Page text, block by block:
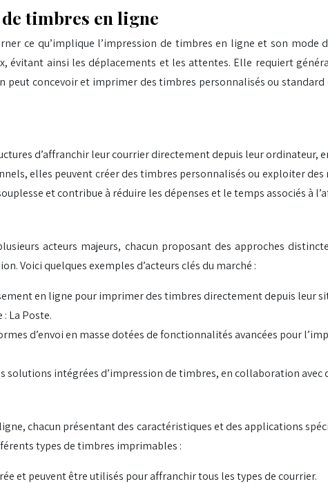
timbres en ligne
ce qu’implique l’impression de timbres en ligne et son
évitant ainsi les déplacements et les attentes. Elle requiert
concevoir et imprimer des timbres personnalisés ou
d’affranchir leur courrier directement depuis leur
elles peuvent créer des timbres personnalisés ou exploiter
et contribue à réduire les dépenses et le temps associés à
acteurs majeurs, chacun proposant des approches
Voici quelques exemples d’acteurs clés du marché :
en ligne pour imprimer des timbres directement depuis leur
La Poste.
d’envoi en masse dotées de fonctionnalités avancées pour
solutions intégrées d’impression de timbres, en collaboration avec
chacun présentant des caractéristiques et des applications
types de timbres imprimables :
et peuvent être utilisés pour affranchir tous les types de courrier.